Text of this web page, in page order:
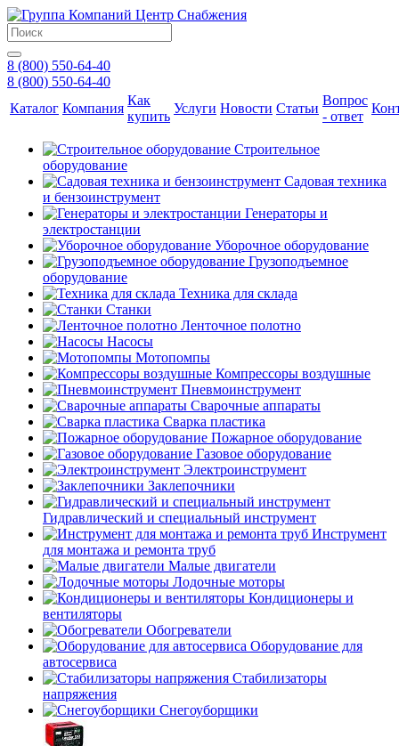
8 (800) 550-64-40
8 (800) 550-64-40
Каталог Компания
Как
купить
Услуги Новости Статьи
Вопрос
- ответ
Строительное
оборудование
Садовая техника
и бензоинструмент
Генераторы и
электростанции
Уборочное оборудование
Грузоподъемное
оборудование
Техника для склада
Станки
Ленточное полотно
Насосы
Мотопомпы
Компрессоры воздушные
Пневмоинструмент
Сварочные аппараты
Сварка пластика
Пожарное оборудование
Газовое оборудование
Электроинструмент
Заклепочники
Гидравлический и специальный инструмент
Инструмент
для монтажа и ремонта труб
Малые двигатели
Лодочные моторы
Кондиционеры и
вентиляторы
Обогреватели
Оборудование для
автосервиса
Стабилизаторы
напряжения
Снегоуборщики